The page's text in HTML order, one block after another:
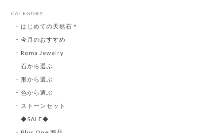
CATEGORY
はじめての天然石＊
今月のおすすめ
Roma Jewelry
石から選ぶ
形から選ぶ
色から選ぶ
ストーンセット
◆SALE◆